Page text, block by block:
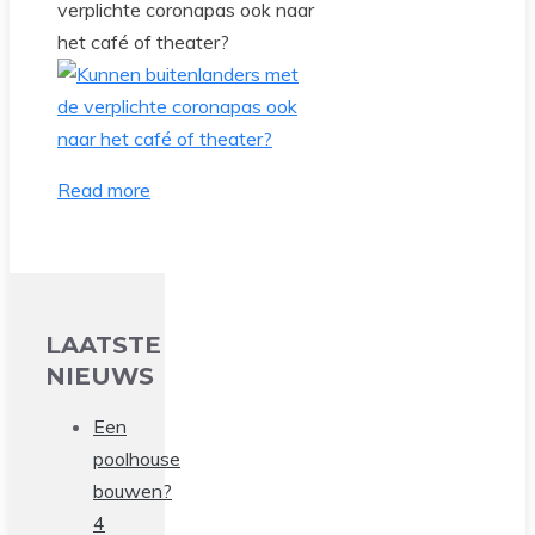
verplichte coronapas ook naar
het café of theater?
Read more
LAATSTE
NIEUWS
Een
poolhouse
bouwen?
4